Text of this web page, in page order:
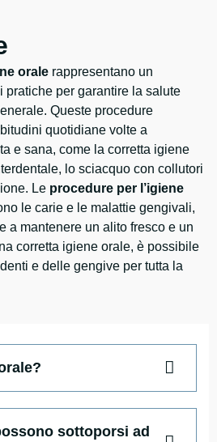
orale rappresentano un
pratiche per garantire la salute
Queste procedure
quotidiane volte a
e sana, come la corretta igiene
lo sciacquo con collutori
Le procedure per l’igiene
le carie e le malattie gengivali,
a mantenere un alito fresco e un
corretta igiene orale, è possibile
e delle gengive per tutta la
sottoporsi ad